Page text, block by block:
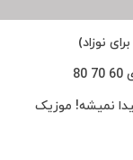
نوزاد)
نمیشه! موزیک